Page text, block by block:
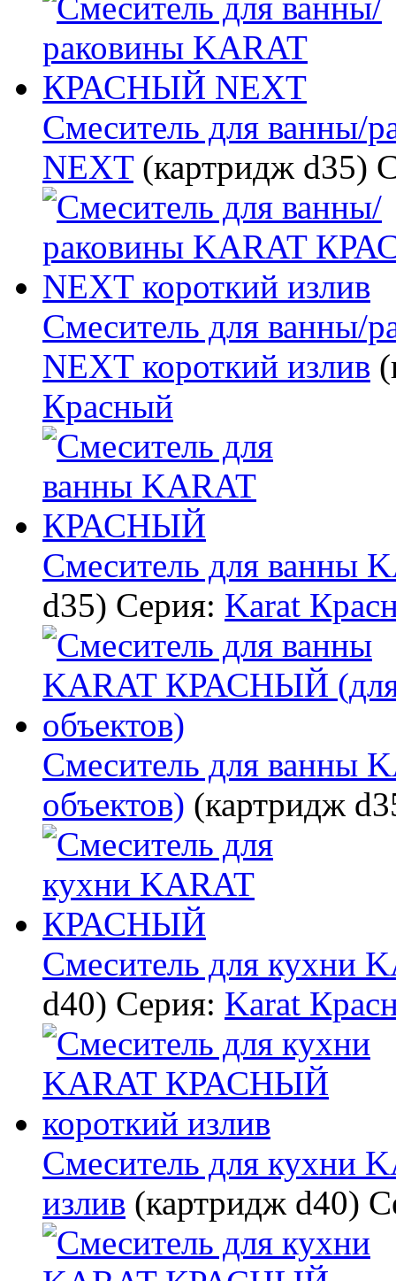
Смеситель для
NEXT (картридж d35)
Смеситель для
NEXT короткий излив
Красный
Смеситель для
d35) Серия: Karat
Смеситель для
объектов) (картридж
Смеситель для
d40) Серия: Karat
Смеситель для кухни
излив (картридж d40)